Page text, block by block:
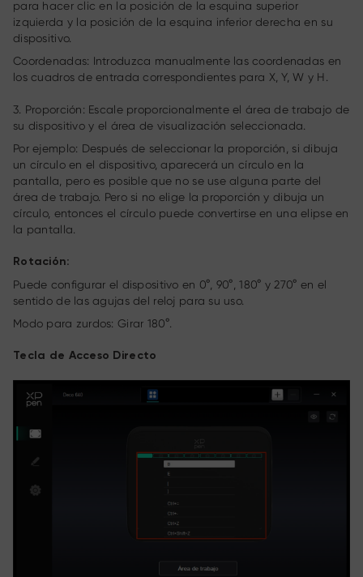
para hacer clic en la posición de la esquina superior
izquierda y la posición de la esquina inferior derecha en su
dispositivo.
Coordenadas: Introduzca manualmente las coordenadas en
los cuadros de entrada correspondientes para X, Y, W y H.
3. Proporción: Escale proporcionalmente el área de trabajo de
su dispositivo y el área de visualización seleccionada.
Por ejemplo: Después de seleccionar la proporción, si dibuja
un círculo en el dispositivo, aparecerá un círculo en la
pantalla, pero es posible que no se use alguna parte del
área de trabajo. Pero si no elige la proporción y dibuja un
círculo, entonces el círculo puede convertirse en una elipse en
la pantalla.
Rotación:
Puede configurar el dispositivo en 0°, 90°, 180° y 270° en el
sentido de las agujas del reloj para su uso.
Modo para zurdos: Girar 180°.
Tecla de Acceso Directo